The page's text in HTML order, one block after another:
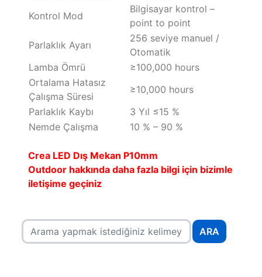
Kontrol Mod
Bilgisayar kontrol –
point to point
Parlaklık Ayarı
256 seviye manuel /
Otomatik
Lamba Ömrü
≥100,000 hours
Ortalama Hatasız
Çalışma Süresi
≥10,000 hours
Parlaklık Kaybı
3 Yıl ≤15 %
Nemde Çalışma
10 % – 90 %
Crea LED Dış Mekan P10mm
Outdoor hakkında daha fazla bilgi için bizimle
iletişime geçiniz
ARA